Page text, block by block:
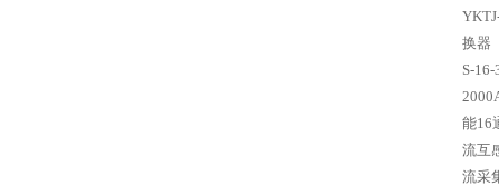
换器
S-
能16
流互
流采